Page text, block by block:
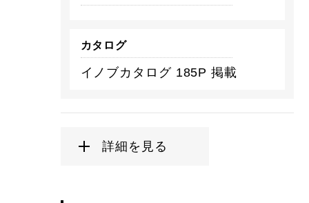
カタログ
イノブカタログ 185P 掲載
詳細を見る